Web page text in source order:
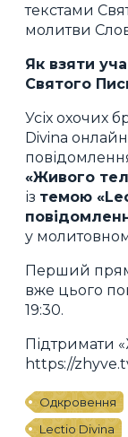
текстами
молитви
Як взяти
Святого
Усіх охочих
Divina
«Живого
із темою
у
Перший
вже цього
19:30.
Підтримати
https://
Одкровення
Lectio Divina